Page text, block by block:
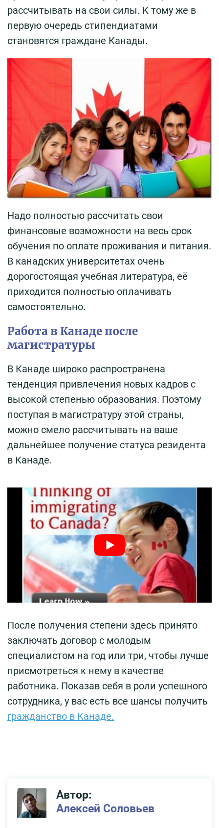
рассчитывать на свои силы. К тому же в
первую очередь стипендиатами
становятся граждане Канады.
Надо полностью рассчитать свои
финансовые возможности на весь срок
обучения по оплате проживания и питания.
В канадских университетах очень
дорогостоящая учебная литература, её
приходится полностью оплачивать
самостоятельно.
Работа в Канаде после
магистратуры
В Канаде широко распространена
тенденция привлечения новых кадров с
высокой степенью образования. Поэтому
поступая в магистратуру этой страны,
можно смело рассчитывать на ваше
дальнейшее получение статуса резидента
в Канаде.
После получения степени здесь принято
заключать договор с молодым
специалистом на год или три, чтобы лучше
присмотреться к нему в качестве
работника. Показав себя в роли успешного
сотрудника, у вас есть все шансы получить
гражданство в Канаде.
Автор:
Алексей Соловьев